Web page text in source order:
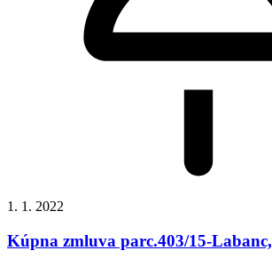
1. 1. 2022
Kúpna zmluva parc.403/15-